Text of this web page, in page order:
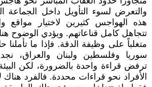
والتعرض لسوء التأويل داخل الجماعة
هذه الهواجس كثيرين لاختيار مواقع
تتجاهل كامل قناعاتهم. ويؤدي الوضوح
متغلباً على وظيفة الدقة. فإذا ما تأملنا
سوريا وفلسطين ولبنان والعراق، نجد
ترفض قراءة واحدة بالضرورة، لكن
الأفراد نحو قراءات محددة. فالفرد